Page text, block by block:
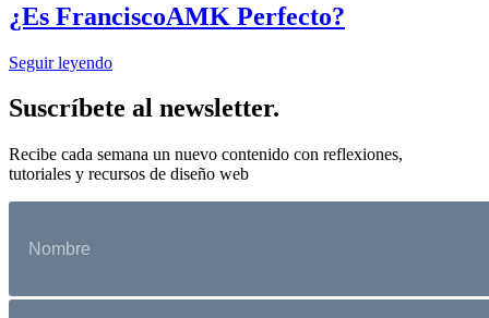
¿Es FranciscoAMK Perfecto?
Seguir leyendo
Suscríbete al newsletter.
Recibe cada semana un nuevo contenido con reflexiones,
tutoriales y recursos de diseño web